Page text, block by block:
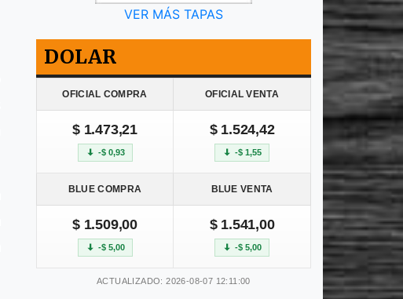
VER MÁS TAPAS
DOLAR
OFICIAL COMPRA OFICIAL VENTA
$ 1.473,21
-$ 0,93
$ 1.524,42
-$ 1,55
BLUE COMPRA BLUE VENTA
$ 1.509,00
-$ 5,00
$ 1.541,00
-$ 5,00
ACTUALIZADO: 2026-08-07 12:11:00